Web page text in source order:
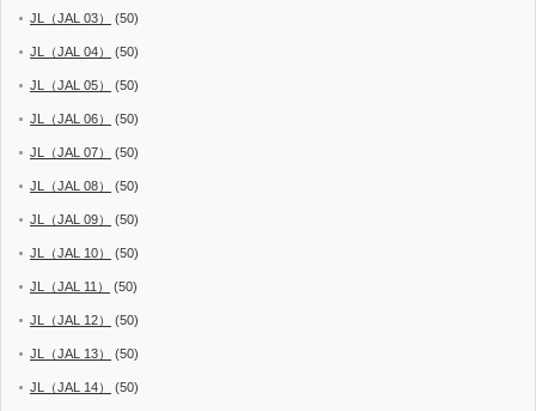
JL（JAL 03） (50)
JL（JAL 04） (50)
JL（JAL 05） (50)
JL（JAL 06） (50)
JL（JAL 07） (50)
JL（JAL 08） (50)
JL（JAL 09） (50)
JL（JAL 10） (50)
JL（JAL 11） (50)
JL（JAL 12） (50)
JL（JAL 13） (50)
JL（JAL 14） (50)